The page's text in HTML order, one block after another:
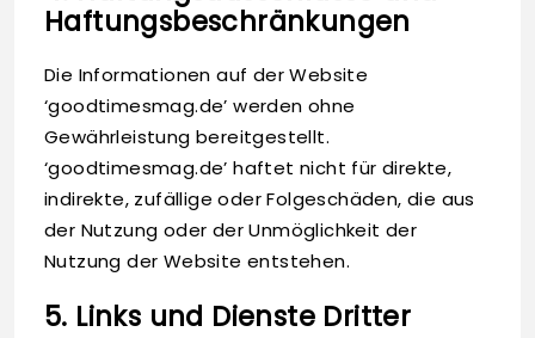
Haftungsbeschränkungen
Die Informationen auf der Website
‘goodtimesmag.de’ werden ohne
Gewährleistung bereitgestellt.
‘goodtimesmag.de’ haftet nicht für direkte,
indirekte, zufällige oder Folgeschäden, die aus
der Nutzung oder der Unmöglichkeit der
Nutzung der Website entstehen.
5. Links und Dienste Dritter